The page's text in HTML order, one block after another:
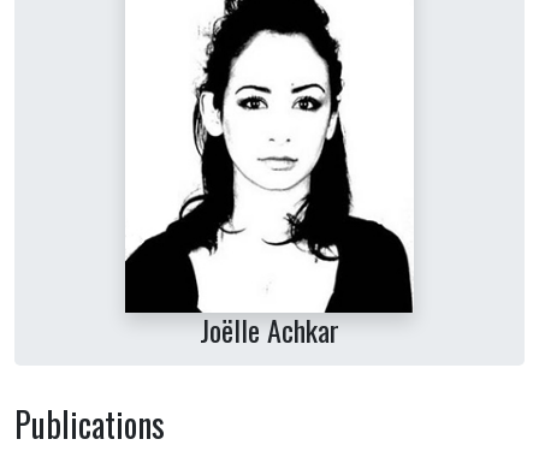
Joëlle Achkar
Publications